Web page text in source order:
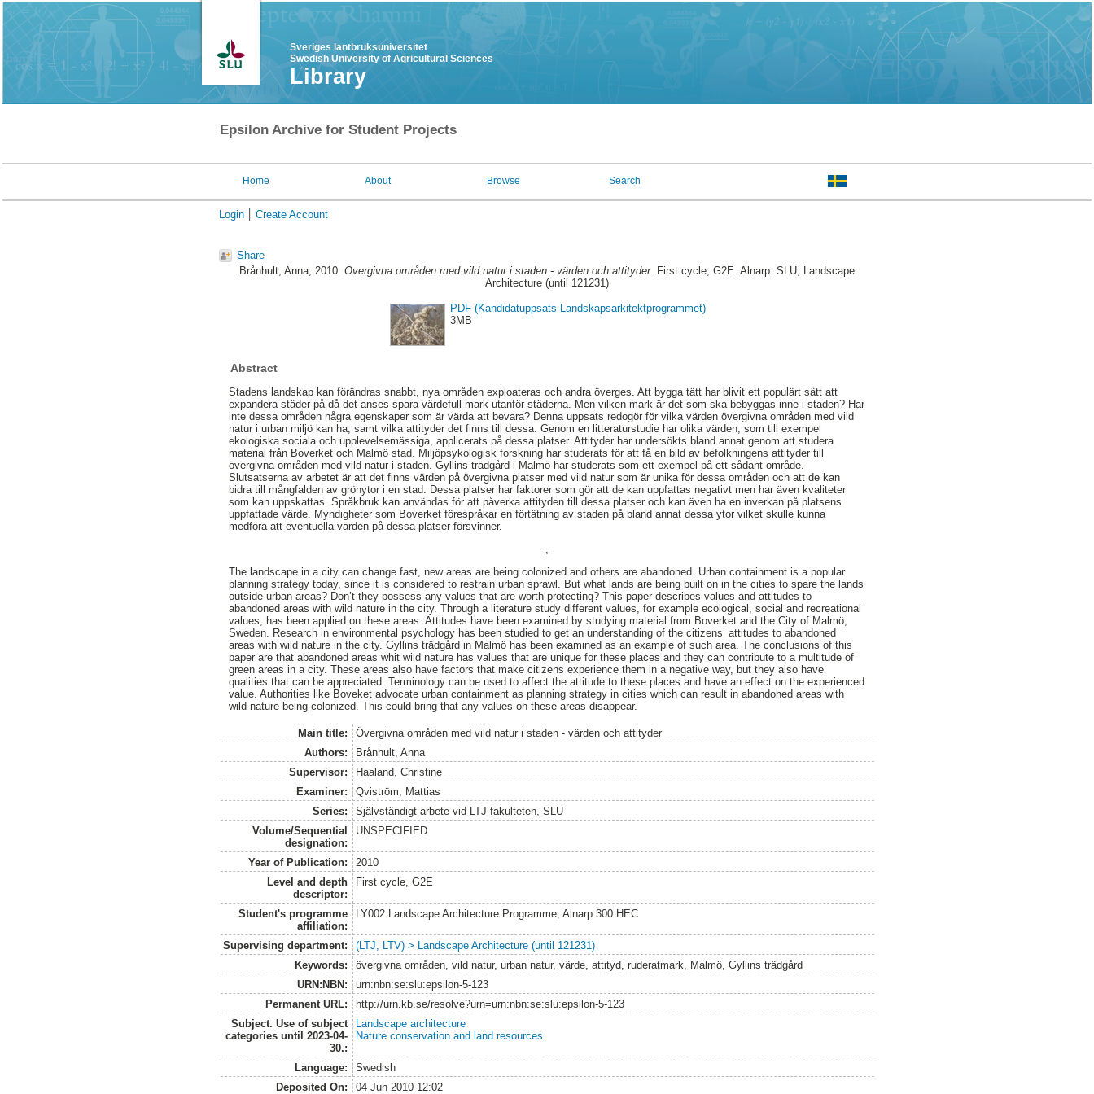
Sveriges lantbruksuniversitet
Swedish University of Agricultural Sciences
Library
Epsilon Archive for Student Projects
Home About Browse Search
Login Create Account
Share
Brånhult, Anna, 2010. Övergivna områden med vild natur i staden - värden och attityder. First cycle, G2E. Alnarp: SLU, Landscape
Architecture (until 121231)
PDF (Kandidatuppsats Landskapsarkitektprogrammet)
3MB
Abstract
Stadens landskap kan förändras snabbt, nya områden exploateras och andra överges. Att bygga tätt har blivit ett populärt sätt att
expandera städer på då det anses spara värdefull mark utanför städerna. Men vilken mark är det som ska bebyggas inne i staden? Har
inte dessa områden några egenskaper som är värda att bevara? Denna uppsats redogör för vilka värden övergivna områden med vild
natur i urban miljö kan ha, samt vilka attityder det finns till dessa. Genom en litteraturstudie har olika värden, som till exempel
ekologiska sociala och upplevelsemässiga, applicerats på dessa platser. Attityder har undersökts bland annat genom att studera
material från Boverket och Malmö stad. Miljöpsykologisk forskning har studerats för att få en bild av befolkningens attityder till
övergivna områden med vild natur i staden. Gyllins trädgård i Malmö har studerats som ett exempel på ett sådant område.
Slutsatserna av arbetet är att det finns värden på övergivna platser med vild natur som är unika för dessa områden och att de kan
bidra till mångfalden av grönytor i en stad. Dessa platser har faktorer som gör att de kan uppfattas negativt men har även kvaliteter
som kan uppskattas. Språkbruk kan användas för att påverka attityden till dessa platser och kan även ha en inverkan på platsens
uppfattade värde. Myndigheter som Boverket förespråkar en förtätning av staden på bland annat dessa ytor vilket skulle kunna
medföra att eventuella värden på dessa platser försvinner.
The landscape in a city can change fast, new areas are being colonized and others are abandoned. Urban containment is a popular
planning strategy today, since it is considered to restrain urban sprawl. But what lands are being built on in the cities to spare the lands
outside urban areas? Don’t they possess any values that are worth protecting? This paper describes values and attitudes to
abandoned areas with wild nature in the city. Through a literature study different values, for example ecological, social and recreational
values, has been applied on these areas. Attitudes have been examined by studying material from Boverket and the City of Malmö,
Sweden. Research in environmental psychology has been studied to get an understanding of the citizens’ attitudes to abandoned
areas with wild nature in the city. Gyllins trädgård in Malmö has been examined as an example of such area. The conclusions of this
paper are that abandoned areas whit wild nature has values that are unique for these places and they can contribute to a multitude of
green areas in a city. These areas also have factors that make citizens experience them in a negative way, but they also have
qualities that can be appreciated. Terminology can be used to affect the attitude to these places and have an effect on the experienced
value. Authorities like Boveket advocate urban containment as planning strategy in cities which can result in abandoned areas with
wild nature being colonized. This could bring that any values on these areas disappear.
Main title:
Övergivna områden med vild natur i staden - värden och attityder
Authors:
Brånhult, Anna
Supervisor:
Haaland, Christine
Examiner:
Qviström, Mattias
Series:
Självständigt arbete vid LTJ-fakulteten, SLU
Volume/Sequential
designation:
UNSPECIFIED
Year of Publication:
2010
Level and depth
descriptor:
First cycle, G2E
Student's programme
affiliation:
LY002 Landscape Architecture Programme, Alnarp 300 HEC
Supervising department:
(LTJ, LTV) > Landscape Architecture (until 121231)
Keywords:
övergivna områden, vild natur, urban natur, värde, attityd, ruderatmark, Malmö, Gyllins trädgård
URN:NBN:
urn:nbn:se:slu:epsilon-5-123
Permanent URL:
http://urn.kb.se/resolve?urn=urn:nbn:se:slu:epsilon-5-123
Subject. Use of subject
categories until 2023-04-
30.:
Landscape architecture
Nature conservation and land resources
Language:
Swedish
Deposited On:
04 Jun 2010 12:02